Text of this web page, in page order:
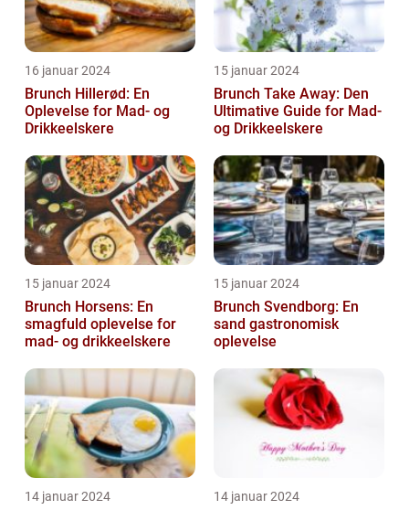
16 januar 2024
Brunch Hillerød: En
Oplevelse for Mad- og
Drikkeelskere
15 januar 2024
Brunch Take Away: Den
Ultimative Guide for Mad-
og Drikkeelskere
15 januar 2024
Brunch Horsens: En
smagfuld oplevelse for
mad- og drikkeelskere
15 januar 2024
Brunch Svendborg: En
sand gastronomisk
oplevelse
14 januar 2024 14 januar 2024